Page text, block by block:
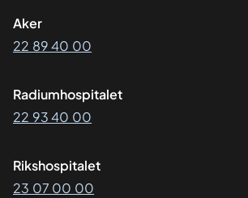
Aker
22 89 40 00
Radiumhospitalet
22 93 40 00
Rikshospitalet
23 07 00 00